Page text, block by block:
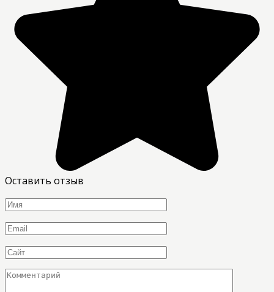
Оставить отзыв
Имя
Email
Сайт
Комментарий